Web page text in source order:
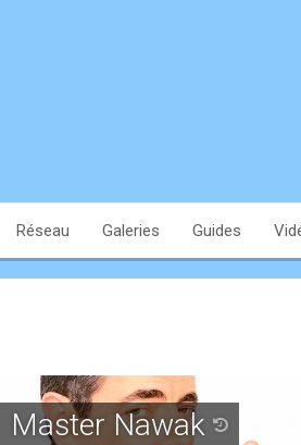
Réseau Galeries Guides
Master Nawak